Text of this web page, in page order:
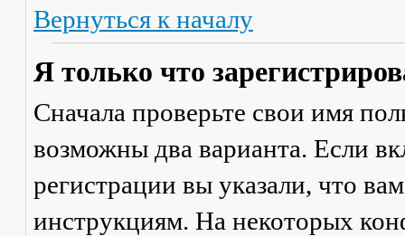
Вернуться к началу
Я только что
Сначала проверьте свои имя
возможны два варианта. Если
регистрации вы указали, что
инструкциям. На некоторых